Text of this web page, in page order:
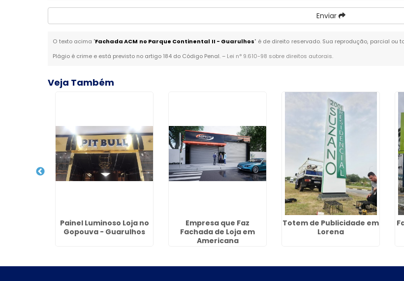
Enviar
O texto acima "Fachada ACM no Parque Continental II - Guarulhos" é de direito reservado. Sua reprodução, parcial
Plágio é crime e está previsto no artigo 184 do Código Penal. – Lei n° 9.610-98 sobre direitos autorais.
Veja Também
Painel Luminoso Loja no
Gopouva - Guarulhos
Empresa que Faz
Fachada de Loja em
Americana
Totem de Publicidade em
Lorena